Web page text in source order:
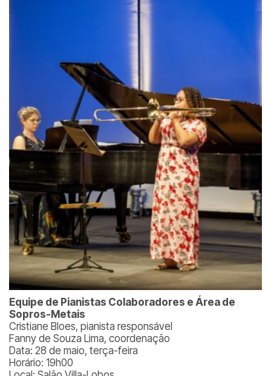
Equipe de Pianistas Colaboradores e Área de
Sopros-Metais
Cristiane Bloes, pianista responsável
Fanny de Souza Lima, coordenação
Data: 28 de maio, terça-feira
Horário: 19h00